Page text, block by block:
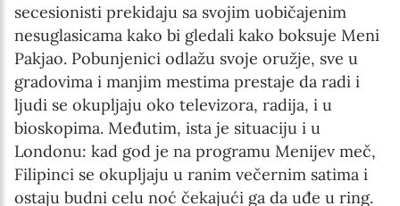
secesionisti prekidaju sa svojim uobičajenim
nesuglasicama kako bi gledali kako boksuje Meni
Pakjao. Pobunjenici odlažu svoje oružje, sve u
gradovima i manjim mestima prestaje da radi i
ljudi se okupljaju oko televizora, radija, i u
bioskopima. Međutim, ista je situaciju i u
Londonu: kad god je na programu Menijev meč,
Filipinci se okupljaju u ranim večernim satima i
ostaju budni celu noć čekajući ga da uđe u ring.